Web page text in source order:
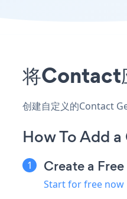
将Contact
创建自定义的Contact
How To Add
Create a
Start for free now